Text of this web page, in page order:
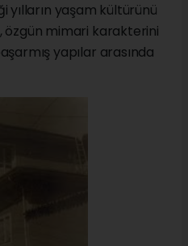
yılların yaşam kültürünü
özgün mimari karakterini
yapılar arasında